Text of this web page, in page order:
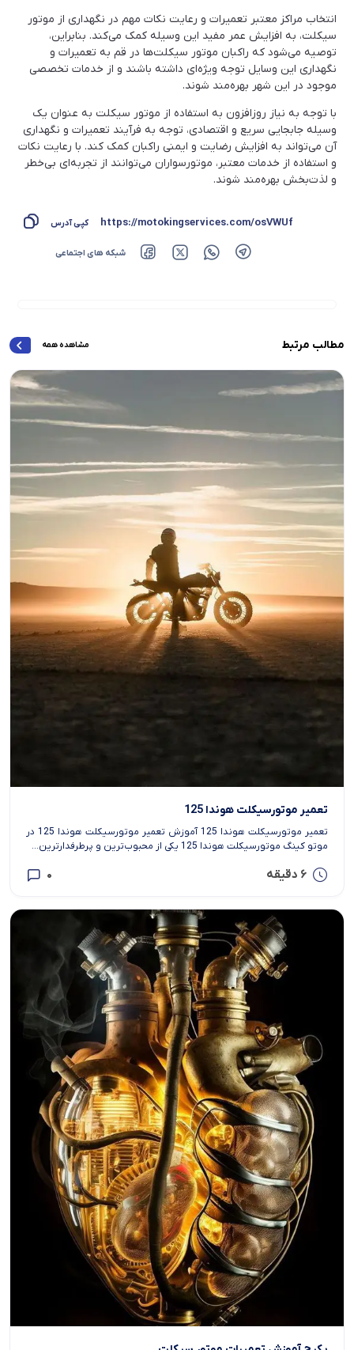
انتخاب مراکز معتبر تعمیرات و رعایت نکات مهم در نگهداری از موتور
سیکلت، به افزایش عمر مفید این وسیله کمک می‌کند. بنابراین،
توصیه می‌شود که راکبان موتور سیکلت‌ها در قم به تعمیرات و
نگهداری این وسایل توجه ویژه‌ای داشته باشند و از خدمات تخصصی
موجود در این شهر بهره‌مند شوند.
با توجه به نیاز روزافزون به استفاده از موتور سیکلت به عنوان یک
وسیله جابجایی سریع و اقتصادی، توجه به فرآیند تعمیرات و نگهداری
آن می‌تواند به افزایش رضایت و ایمنی راکبان کمک کند. با رعایت نکات
و استفاده از خدمات معتبر، موتورسواران می‌توانند از تجربه‌ای بی‌خطر
و لذت‌بخش بهره‌مند شوند.
https://motokingservices.com/osVWUf کپی آدرس
شبکه های اجتماعی
مطالب مرتبط مشاهده همه
تعمیر موتورسیکلت هوندا 125
تعمیر موتورسیکلت هوندا 125 آموزش تعمیر موتورسیکلت هوندا 125 در
موتو کینگ موتورسیکلت هوندا 125 یکی از محبوب‌ترین و پرطرفدارترین...
6 دقیقه 0